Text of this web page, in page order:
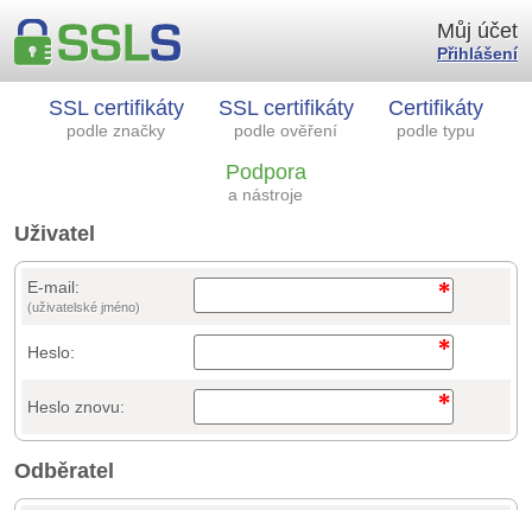
SSL certifikáty
podle značky
SSL certifikáty
podle ověření
Certifikáty
podle typu
Podpora
a nástroje
Můj účet
Přihlášení
Uživatel
E-mail:
(uživatelské jméno)
Heslo:
Heslo znovu:
Odběratel